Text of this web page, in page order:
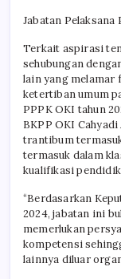
Jabatan
Terkait aspirasi
sehubungan
lain yang melamar
ketertiban umum
PPPK OKI tahun
BKPP OKI
trantibum
termasuk dalam
kualifikasi
“Berdasarkan
2024, jabatan ini
memerlukan
kompetensi
lainnya diluar